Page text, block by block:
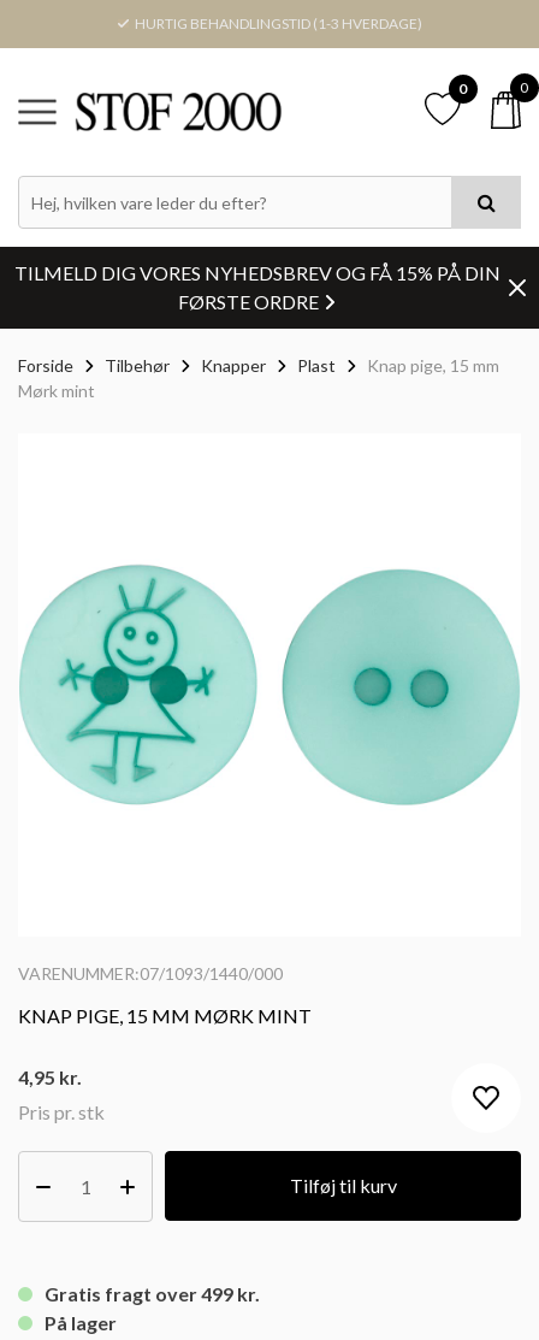
HURTIG BEHANDLINGSTID (1-3 HVERDAGE)
0 0
TILMELD DIG VORES NYHEDSBREV OG FÅ 15% PÅ DIN
FØRSTE ORDRE
Forside Tilbehør Knapper Plast
Knap pige, 15 mm
Mørk mint
VARENUMMER:07/1093/1440/000
KNAP PIGE, 15 MM MØRK MINT
Pris pr. stk
4,95 kr.
Tilføj til kurv
Gratis fragt over 499 kr.
På lager